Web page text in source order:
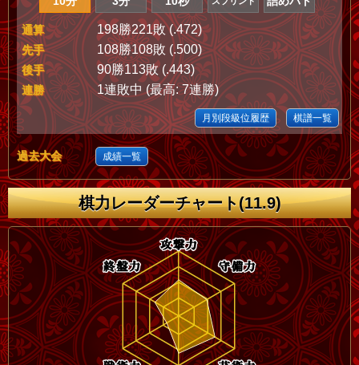
通算 198勝221敗 (.472)
先手 108勝108敗 (.500)
後手 90勝113敗 (.443)
連勝 1連敗中 (最高: 7連勝)
月別段級位履歴 棋譜一覧
過去大会 成績一覧
棋力レーダーチャート(11.9)